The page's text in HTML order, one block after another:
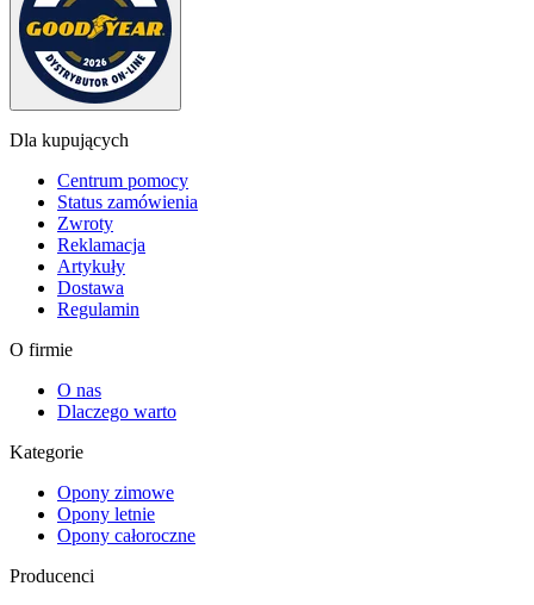
Dla kupujących
Centrum pomocy
Status zamówienia
Zwroty
Reklamacja
Artykuły
Dostawa
Regulamin
O firmie
O nas
Dlaczego warto
Kategorie
Opony zimowe
Opony letnie
Opony całoroczne
Producenci